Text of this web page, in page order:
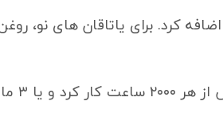
کرد. برای یاتاقان های نو،
بعد از ۲۰۰ ساعت اول، باید روغن